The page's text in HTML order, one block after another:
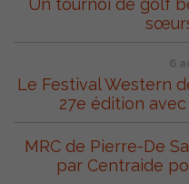
Un tournoi de golf
6
Le Festival Western
27e édition
MRC de Pierre-De
par Centraide